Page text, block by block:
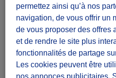
Diffuzeurs
Nice
défi récurrent
permettez ainsi qu’à nos
navigation, de vous offrir un
de vous proposer des offres
et de rendre le site plus
fonctionnalités de partage
Les cookies peuvent être
nos annonces publicitaires.